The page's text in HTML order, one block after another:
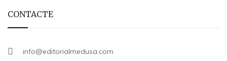
CONTACTE
info@editorialmedusa.com